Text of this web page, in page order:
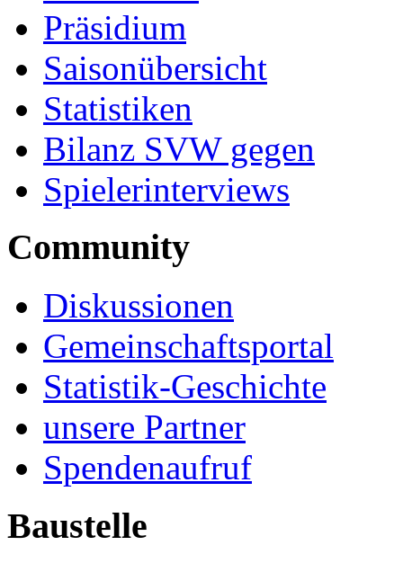
Präsidium
Saisonübersicht
Statistiken
Bilanz SVW gegen
Spielerinterviews
Community
Diskussionen
Gemeinschaftsportal
Statistik-Geschichte
unsere Partner
Spendenaufruf
Baustelle